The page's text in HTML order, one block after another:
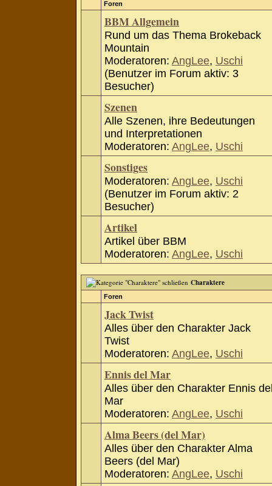
Foren
BBM Allgemein
Rund um das Thema Brokeback
Mountain
Moderatoren: AngLee, Uschi
(Benutzer im Forum aktiv: 3
Besucher)
Szenen
Alle Szenen, ihre Bedeutungen
und Interpretationen
Moderatoren: AngLee, Uschi
Sonstiges
Moderatoren: AngLee, Uschi
(Benutzer im Forum aktiv: 2
Besucher)
Artikel
Artikel über BBM
Moderatoren: AngLee, Uschi
Charaktere
Foren
Jack Twist
Alles über den Charakter Jack
Twist
Moderatoren: AngLee, Uschi
Ennis del Mar
Alles über den Charakter Ennis
Mar
Moderatoren: AngLee, Uschi
Alma Beers (del Mar)
Alles über den Charakter Alma
Beers (del Mar)
Moderatoren: AngLee, Uschi